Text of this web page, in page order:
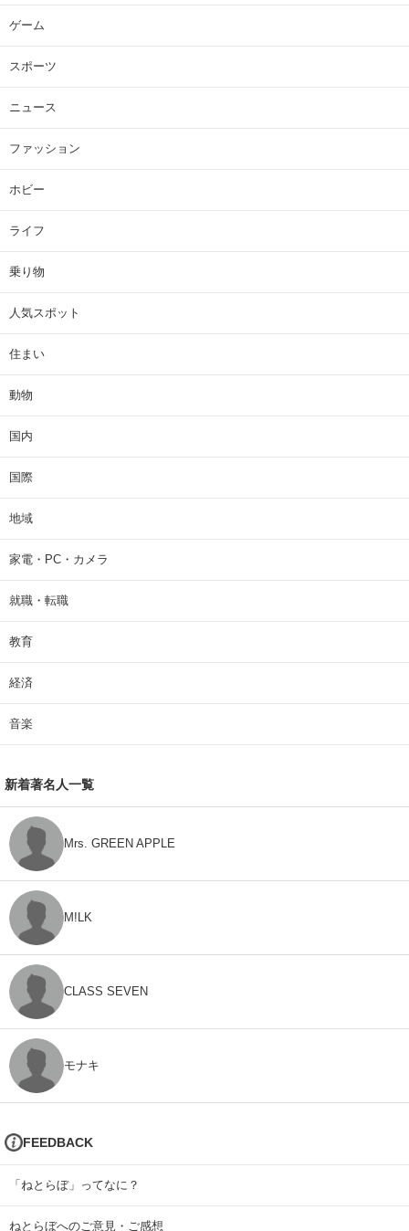
ゲーム
スポーツ
ニュース
ファッション
ホビー
ライフ
乗り物
人気スポット
住まい
動物
国内
国際
地域
家電・PC・カメラ
就職・転職
教育
経済
音楽
新着著名人一覧
Mrs. GREEN APPLE
M!LK
CLASS SEVEN
モナキ
FEEDBACK
「ねとらぼ」ってなに？
ねとらぼへのご意見・ご感想